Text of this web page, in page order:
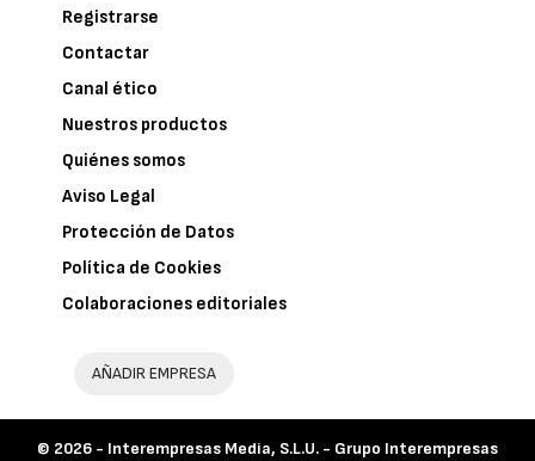
Registrarse
Contactar
Canal ético
Nuestros productos
Quiénes somos
Aviso Legal
Protección de Datos
Política de Cookies
Colaboraciones editoriales
AÑADIR EMPRESA
© 2026 - Interempresas Media, S.L.U. - Grupo Interempresas